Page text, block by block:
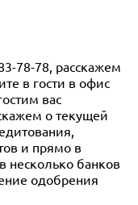
78-78, расскажем
в гости в офис
вас
о текущей
и прямо в
несколько банков
одобрения